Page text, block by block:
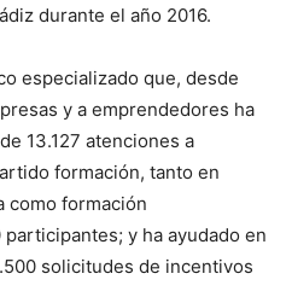
durante el año 2016.
especializado que, desde
y a emprendedores ha
13.127 atenciones a
formación, tanto en
como formación
y ha ayudado en
solicitudes de incentivos